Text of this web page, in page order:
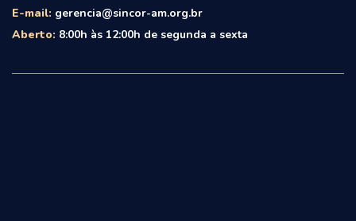
E-mail: gerencia@sincor-am.org.br
Aberto: 8:00h às 12:00h de segunda a sexta